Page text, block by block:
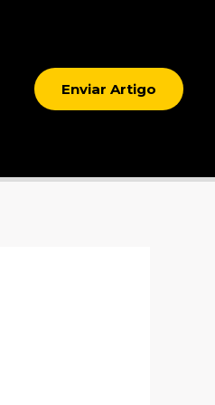
Enviar Artigo